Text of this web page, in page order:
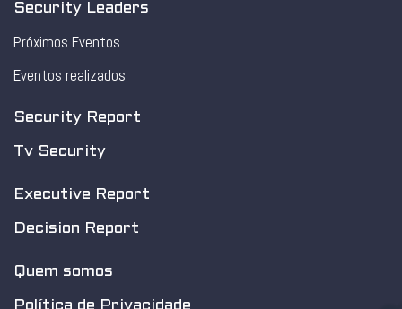
Security Leaders
Próximos Eventos
Eventos realizados
Security Report
Tv Security
Executive Report
Decision Report
Quem somos
Política de Privacidade